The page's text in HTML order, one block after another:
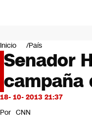
Mundo
Negocios
Deportes
Programas completos
Cultura
Servicios
Bits
CNN Data
Inicio País
Senador
campaña
18- 10- 2013 21:37
Por CNN